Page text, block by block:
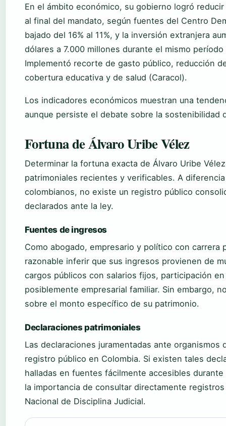
En el ámbito económico, su gobierno logró
al final del mandato, según fuentes del Centro
bajado del 16% al 11%, y la inversión extranjera
dólares a 7.000 millones durante el mismo
Implementó recorte de gasto público, reducción
cobertura educativa y de salud (Caracol).
Los indicadores económicos muestran una
aunque persiste el debate sobre la sostenibilidad
Fortuna de Álvaro Uribe Vélez
Determinar la fortuna exacta de Álvaro Uribe
patrimoniales recientes y verificables. A
colombianos, no existe un registro público
declarados ante la ley.
Fuentes de ingresos
Como abogado, empresario y político con carrera
razonable inferir que sus ingresos provienen de
cargos públicos con salarios fijos, participación
posiblemente empresarial familiar. Sin embargo,
sobre el monto específico de su patrimonio.
Declaraciones patrimoniales
Las declaraciones juramentadas ante
registro público en Colombia. Si existen tales
halladas en fuentes fácilmente accesibles
la importancia de consultar directamente
Nacional de Disciplina Judicial.